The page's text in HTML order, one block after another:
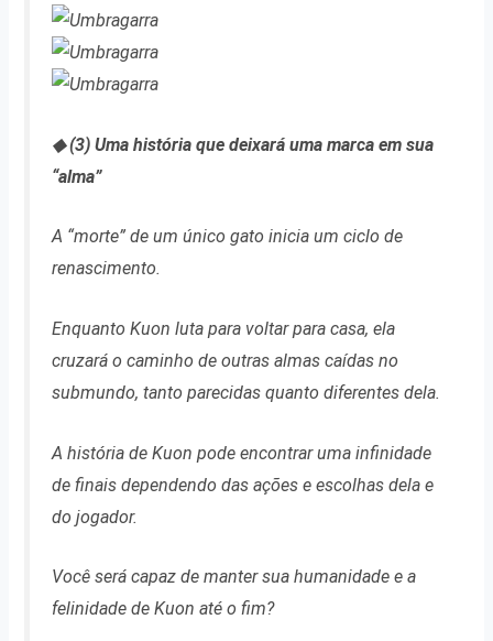
◆ (3) Uma história que deixará uma marca em sua
“alma”
A “morte” de um único gato inicia um ciclo de
renascimento.
Enquanto Kuon luta para voltar para casa, ela
cruzará o caminho de outras almas caídas no
submundo, tanto parecidas quanto diferentes dela.
A história de Kuon pode encontrar uma infinidade
de finais dependendo das ações e escolhas dela e
do jogador.
Você será capaz de manter sua humanidade e a
felinidade de Kuon até o fim?